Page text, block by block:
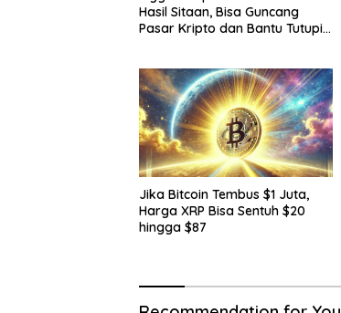
Hasil Sitaan, Bisa Guncang
Pasar Kripto dan Bantu Tutupi
Jika Bitcoin Tembus $1 Juta,
Harga XRP Bisa Sentuh $20
hingga $87